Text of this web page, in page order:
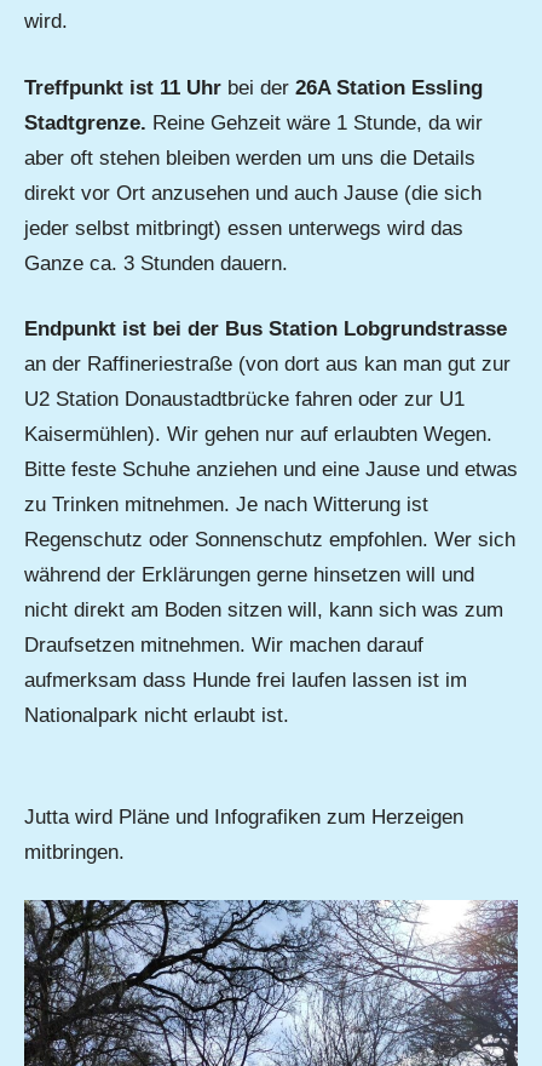
wird.
Treffpunkt ist 11 Uhr bei der 26A Station Essling
Stadtgrenze. Reine Gehzeit wäre 1 Stunde, da wir
aber oft stehen bleiben werden um uns die Details
direkt vor Ort anzusehen und auch Jause (die sich
jeder selbst mitbringt) essen unterwegs wird das
Ganze ca. 3 Stunden dauern.
Endpunkt ist bei der Bus Station Lobgrundstrasse
an der Raffineriestraße (von dort aus kan man gut zur
U2 Station Donaustadtbrücke fahren oder zur U1
Kaisermühlen). Wir gehen nur auf erlaubten Wegen.
Bitte feste Schuhe anziehen und eine Jause und etwas
zu Trinken mitnehmen. Je nach Witterung ist
Regenschutz oder Sonnenschutz empfohlen. Wer sich
während der Erklärungen gerne hinsetzen will und
nicht direkt am Boden sitzen will, kann sich was zum
Draufsetzen mitnehmen. Wir machen darauf
aufmerksam dass Hunde frei laufen lassen ist im
Nationalpark nicht erlaubt ist.
Jutta wird Pläne und Infografiken zum Herzeigen
mitbringen.